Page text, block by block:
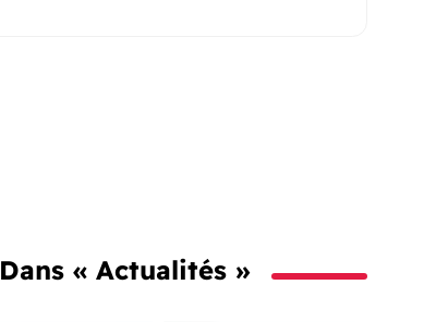
Dans « Actualités »